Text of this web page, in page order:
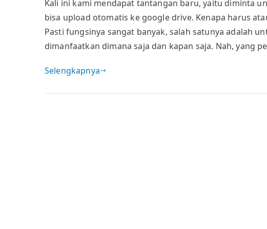
Kali ini kami mendapat tantangan baru, yaitu diminta
bisa upload otomatis ke google drive. Kenapa harus
Pasti fungsinya sangat banyak, salah satunya adalah
dimanfaatkan dimana saja dan kapan saja. Nah, yang
Selengkapnya